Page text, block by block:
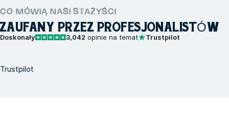
CO MÓWIĄ NASI STAŻYŚCI
ZAUFANY PRZEZ PROFESJONALISTÓW
Doskonały 3,042 opinie na temat Trustpilot
Trustpilot